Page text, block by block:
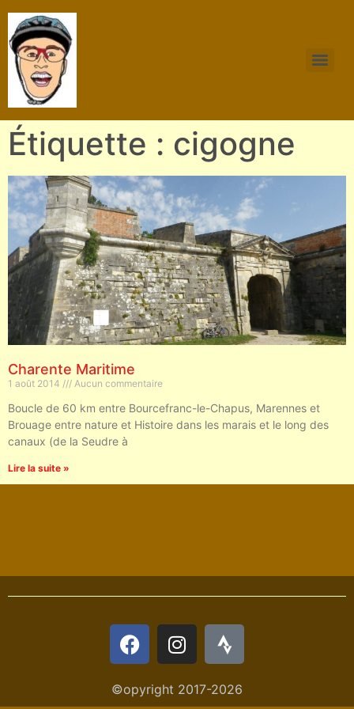
Étiquette : cigogne
Charente Maritime
1 août 2014 Aucun commentaire
Boucle de 60 km entre Bourcefranc-le-Chapus, Marennes et
Brouage entre nature et Histoire dans les marais et le long des
canaux (de la Seudre à
Lire la suite »
©opyright 2017-2026